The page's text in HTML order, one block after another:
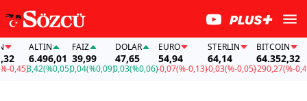
ALTIN
6.496,01
3,42(%0,05)
FAİZ
39,99
0,04(%0,09)
DOLAR
47,65
0,03(%0,06)
EURO
54,94
-0,07(%-0,13)
STERLIN
64,14
-0,03(%-0,05)
BITCOIN
64.352,32
-290,27(%-0,45)